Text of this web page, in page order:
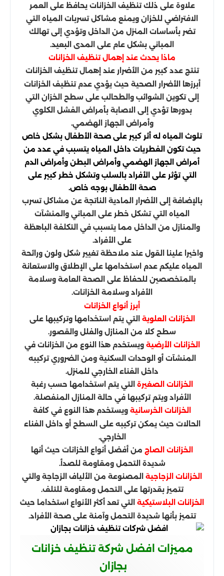
علاوة على ذلك تنظيف الخزانات يحافظ على العمر
الافتراضي للخزان ويمنع مشاكل تسربات المياه التي
تضر بأساسات المنزل من الداخل وتؤدي إلى تهالك
المباني بشكل عام على المدى البعيد.
ماذا يحدث عند إهمال تنظيف الخزانات
تنتج عدد كبير من الأضرار عند إهمال تنظيف الخزانات
أبرزها الأضرار الصحية حيث يؤدي عدم تنظيف الخزانات
إلى تكوين الشوائب والطحالب على سطح الخزان التي
بدورها تؤدي إلى الاصابة بأمراض الفشل الكلوي
وأمراض الجهاز الهضمي.
تلوث المياه له أثر كبير على صحة الأطفال بشكل خاص
حيث تكون الفطريات داخل المياه يتسبب في عدد من
أمراض الجهاز الهضمي وأمراض البطن وأمراض الدم
التي تؤثر على الأفراد بالسلب وتشكل خطر كبير على
صحة الأطفال بوجه خاص.
بالإضافة إلى الأضرار المادية الناتجة عن مشاكل تسرب
المياه التي تشكل خطر على المباني والمنشآت
والمنازل من الداخل مما يتسبب في التكلفة الباهظة
على الأفراد.
واخيرا علينا القول عند ملاحظة تغيير شكل ولون ورائحة
المياه عليكم عدم استخدامها على الإطلاق والاستعانة
بالمتخصصين للحفاظ على الصحة العامة وسلامة
الأفراد وسلامة الخزانات.
أبرز أنواع الخزانات
الخزانات العلوية التي يتم استخدامها وتركيبها على
سطح كلا من المنازل والفلل والقصور.
الخزانات الأرضية ويستخدم هذا النوع من الخزانات في
المنشآت أو الوحدات السكنية ومن الضروري تركيبه
داخل الفناء الخارجي للمنزل.
الخزانات الصغيرة التي يتم استخدامها حسب رغبة
الأفراد ويتم تركيبها في حالة المنازل المنفصلة.
الخزانات الخرسانية ويستخدم هذا النوع في كافة
الحالات حيث يمكن تركيبه على السطح أو داخل الفناء
الخارجي.
الخزانات الصاج من أفضل أنواع الخزانات حيث أنها
شديدة التحمل ومقاومة للصدأ.
الخزانات الزجاجية المصنوعة من الألياف الزجاجة والتي
تتميز بقدرتها على التحمل ومقاومة للتلف.
الخزانات البلاستيكية التي تعد أكثر الأنواع استخداما حيث
تتميز بأنها شديدة التحمل وآمنة على صحة الأفراد.
مميزات افضل شركة تنظيف خزانات
بجازان